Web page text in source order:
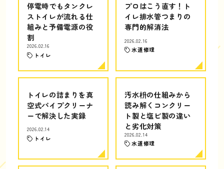
停電時でもタンクレ
ストイレが流れる仕
組みと予備電源の役
割
2026.02.16
トイレ
プロはこう直す！ト
イレ排水管つまりの
専門的解消法
2026.02.16
水道修理
トイレの詰まりを真
空式パイプクリーナ
ーで解決した実録
2026.02.14
トイレ
汚水枡の仕組みから
読み解くコンクリー
ト製と塩ビ製の違い
と劣化対策
2026.02.14
水道修理